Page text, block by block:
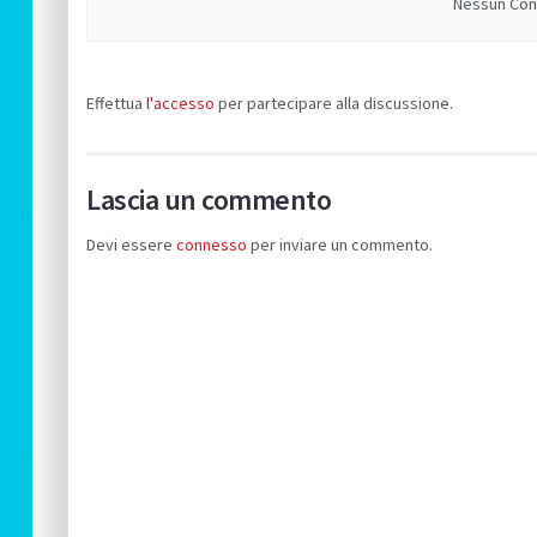
Effettua l'accesso per partecipare alla discussione.
Lascia un commento
Devi essere connesso per inviare un commento.